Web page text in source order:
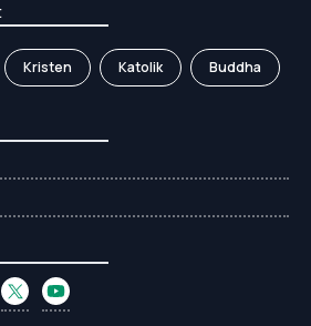
Kristen Katolik Buddha